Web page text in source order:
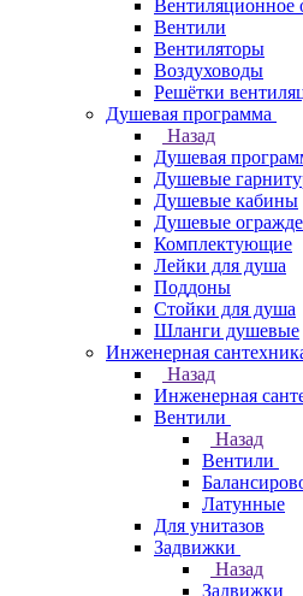
Вентиляционное
Вентили
Вентиляторы
Воздуховоды
Решётки
Душевая программа
Назад
Душевая
Душевые
Душевые кабины
Душевые
Комплектующие
Лейки для душа
Поддоны
Стойки для душа
Шланги душевые
Инженерная
Назад
Инженерная
Вентили
Назад
Вентили
Латунные
Для унитазов
Задвижки
Назад
Задвижки